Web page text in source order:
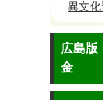
異文
広島版
金